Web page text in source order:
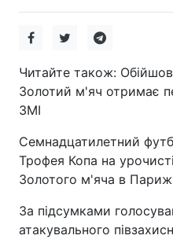
Читайте також:
Золотий м'яч отримає
ЗМІ
Семнадцатилетний
Трофея Копа на
Золотого м'яча в
За підсумками
атакувального